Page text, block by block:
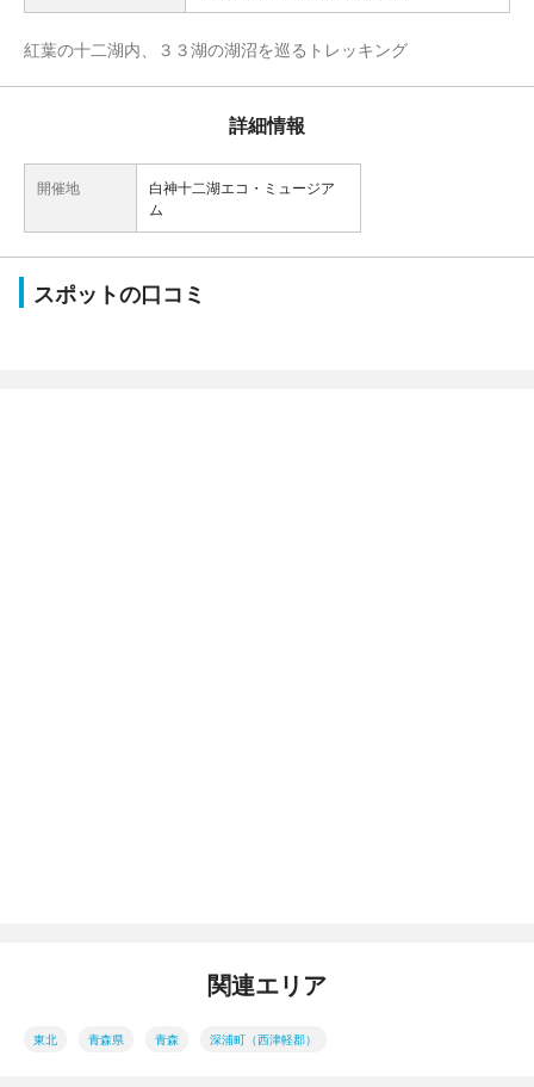
紅葉の十二湖内、３３湖の湖沼を巡るトレッキング
詳細情報
開催地
白神十二湖エコ・ミュージア
ム
スポットの口コミ
関連エリア
東北 青森県 青森 深浦町（西津軽郡）